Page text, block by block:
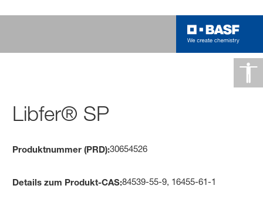
Libfer® SP
Produktnummer (PRD):30654526
Details zum Produkt-CAS:84539-55-9, 16455-61-1